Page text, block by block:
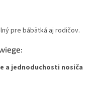
pre bábätká aj rodičov.
a jednoduchosti nosiča